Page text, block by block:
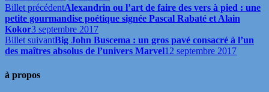
Billet précédentAlexandrin ou l’art de faire des vers à pied : une
petite gourmandise poétique signée Pascal Rabaté et Alain
Kokor3 septembre 2017
Billet suivantBig John Buscema : un gros pavé consacré à l’un
des maîtres absolus de l’univers Marvel12 septembre 2017
à propos